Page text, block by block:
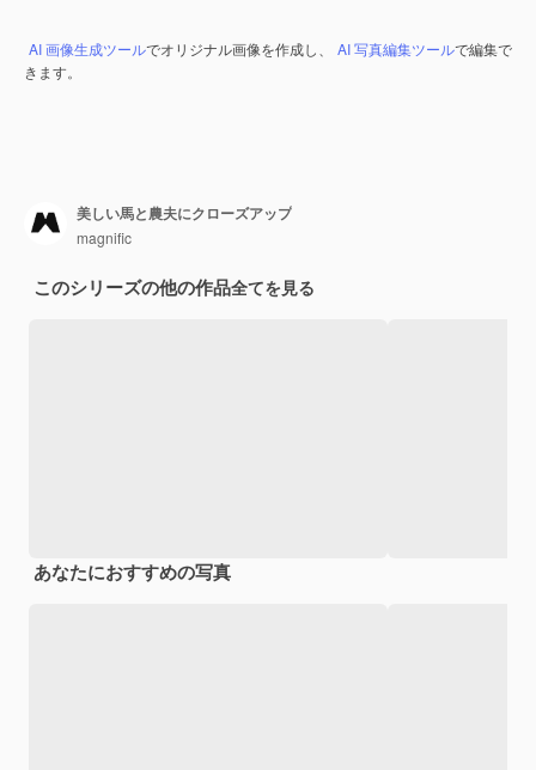
AI 画像生成ツールでオリジナル画像を作成し、 AI 写真編集ツールで編集で
きます。
美しい馬と農夫にクローズアップ
magnific
このシリーズの他の作品全てを見る
あなたにおすすめの写真